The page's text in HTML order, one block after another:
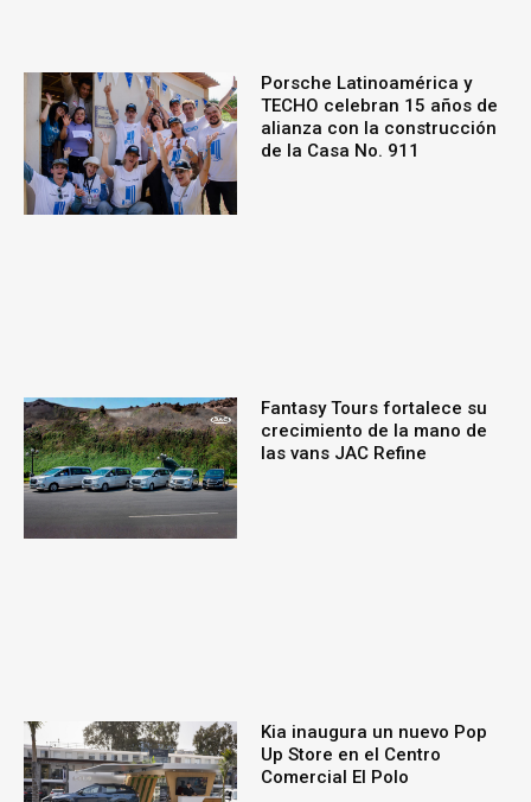
Porsche Latinoamérica y
TECHO celebran 15 años de
alianza con la construcción
de la Casa No. 911
Fantasy Tours fortalece su
crecimiento de la mano de
las vans JAC Refine
Kia inaugura un nuevo Pop
Up Store en el Centro
Comercial El Polo